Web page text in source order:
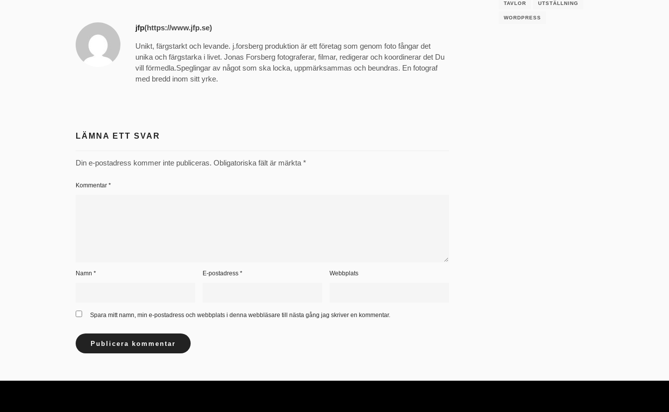
jfp(https://www.jfp.se)
Unikt, färgstarkt och levande. j.forsberg produktion är ett företag som genom foto fångar det
unika och färgstarka i livet. Jonas Forsberg fotograferar, filmar, redigerar och koordinerar det Du
vill förmedla.Speglingar av något som ska locka, uppmärksammas och beundras. En fotograf
med bredd inom sitt yrke.
LÄMNA ETT SVAR
Din e-postadress kommer inte publiceras. Obligatoriska fält är märkta *
Kommentar *
Namn * E-postadress * Webbplats
Spara mitt namn, min e-postadress och webbplats i denna webbläsare till nästa gång jag skriver en kommentar.
TAVLOR UTSTÄLLNING
WORDPRESS